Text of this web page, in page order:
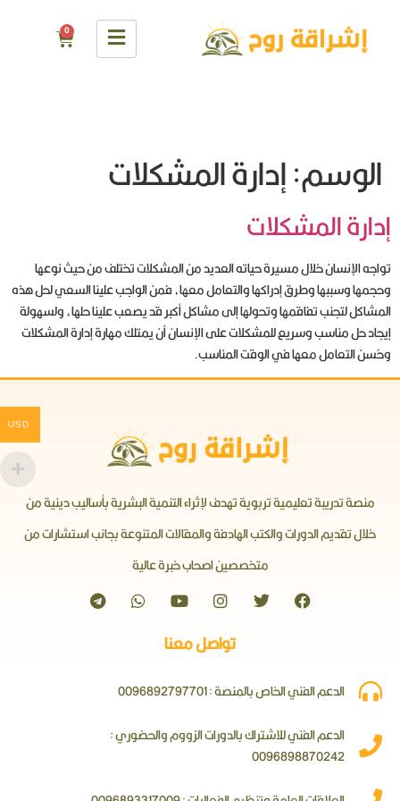
0
الوسم:إدارة المشكلات
إدارة المشكلات
تواجه الإنسان خلال مسيرة حياته العديد من المشكلات تختلف من حيث نوعها
وحجمها وسببها وطرق إدراكها والتعامل معها، فمن الواجب علينا السعي لحل هذه
المشاكل لتجنب تفاقمها وتحولها إلى مشاكل أكبر قد يصعب علينا حلها، ولسهولة
إيجاد حل مناسب وسريع للمشكلات على الإنسان أن يمتلك مهارة إدارة المشكلات
وحُسن التعامل معها في الوقت المناسب.
منصة تدريبة تعليمية تربوية تهدف لإثراء التنمية البشرية بأساليب دينية من
خلال تقديم الدورات والكتب الهادفة والمقالات المتنوعة بجانب استشارات من
متخصصين اصحاب خبرة عالية
تواصل معنا
الدعم الفني الخاص بالمنصة : 0096892797701
الدعم الفني للاشتراك بالدورات الزووم والحضوري :
0096898870242
USD